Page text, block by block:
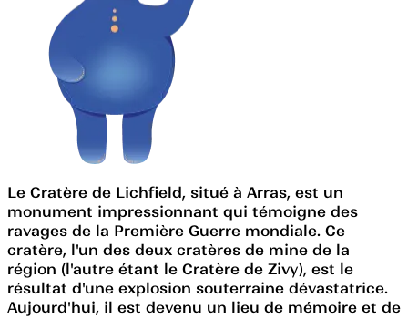
Le Cratère de Lichfield, situé à Arras, est un
monument impressionnant qui témoigne des
ravages de la Première Guerre mondiale. Ce
cratère, l'un des deux cratères de mine de la
région (l'autre étant le Cratère de Zivy), est le
résultat d'une explosion souterraine dévastatrice.
Aujourd'hui, il est devenu un lieu de mémoire et de